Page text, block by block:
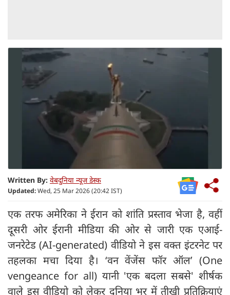
Written By: वेबदुनिया न्यूज डेस्क
Updated:Wed, 25 Mar 2026 (20:42 IST)
एक तरफ अमेरिका ने ईरान को शांति प्रस्ताव भेजा है, वहीं
दूसरी ओर ईरानी मीडिया की ओर से जारी एक एआई-
जनरेटेड (AI-generated) वीडियो ने इस वक्त इंटरनेट पर
तहलका मचा दिया है। ‘वन वेंजेंस फॉर ऑल’ (One
vengeance for all) यानी 'एक बदला सबसे' शीर्षक
वाले इस वीडियो को लेकर दुनिया भर में तीखी प्रतिक्रियाएं